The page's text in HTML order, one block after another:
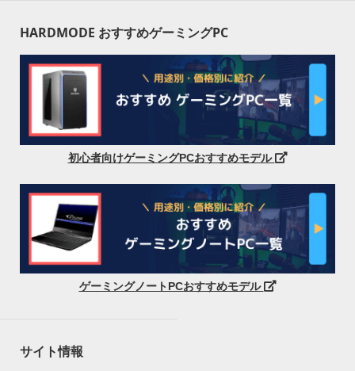
HARDMODE おすすめゲーミングPC
初心者向けゲーミングPCおすすめモデル
ゲーミングノートPCおすすめモデル
サイト情報